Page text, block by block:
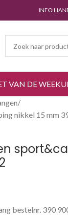
INFO
VAN DE WEEK
nikkel 15 mm
bestelnr. 390